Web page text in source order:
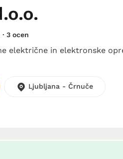
· 3 ocen
električne in elektronske
Ljubljana - Črnuče